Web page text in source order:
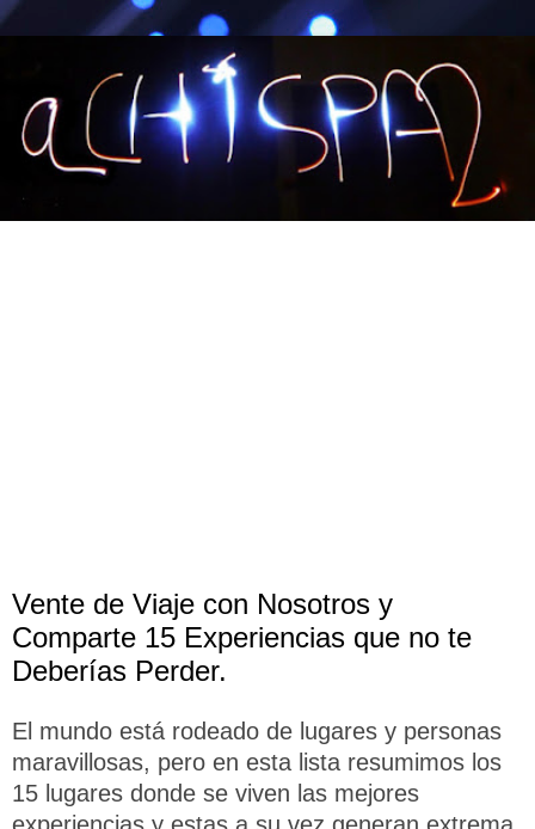
Vente de Viaje con Nosotros y
Comparte 15 Experiencias que no te
Deberías Perder.
El mundo está rodeado de lugares y personas
maravillosas, pero en esta lista resumimos los
15 lugares donde se viven las mejores